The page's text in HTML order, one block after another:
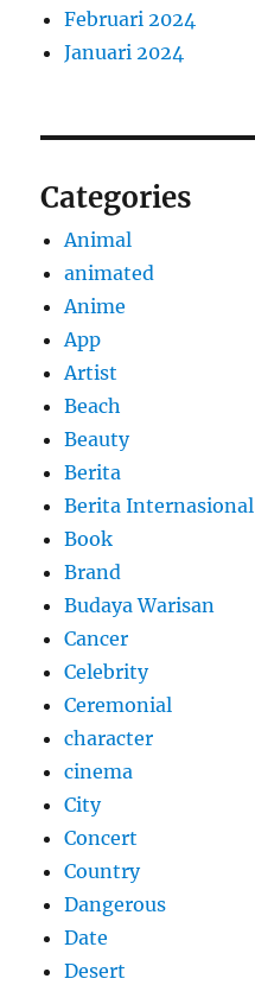
Februari 2024
Januari 2024
Categories
Animal
animated
Anime
App
Artist
Beach
Beauty
Berita
Berita Internasional
Book
Brand
Budaya Warisan
Cancer
Celebrity
Ceremonial
character
cinema
City
Concert
Country
Dangerous
Date
Desert